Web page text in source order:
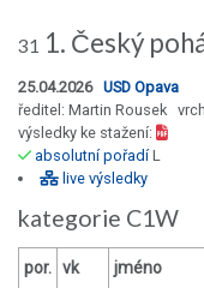
31 1. Český
25.04.2026 USD Opava
ředitel: Martin Rousek
výsledky ke stažení:
absolutní pořadíL
live výsledky
kategorie C1W
por. vk jméno